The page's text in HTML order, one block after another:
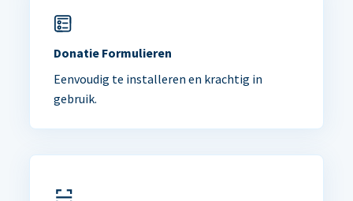
Donatie Formulieren
Eenvoudig te installeren en krachtig in
gebruik.